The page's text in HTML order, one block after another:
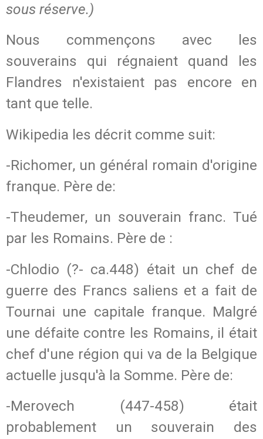
sous réserve.)
Nous commençons avec les
souverains qui régnaient quand les
Flandres n'existaient pas encore en
tant que telle.
Wikipedia les décrit comme suit:
-Richomer, un général romain d'origine
franque. Père de:
-Theudemer, un souverain franc. Tué
par les Romains. Père de :
-Chlodio (?- ca.448) était un chef de
guerre des Francs saliens et a fait de
Tournai une capitale franque. Malgré
une défaite contre les Romains, il était
chef d'une région qui va de la Belgique
actuelle jusqu'à la Somme. Père de:
-Merovech (447-458) était
probablement un souverain des